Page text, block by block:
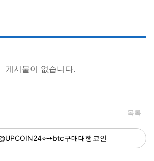
게시물이 없습니다.
목록